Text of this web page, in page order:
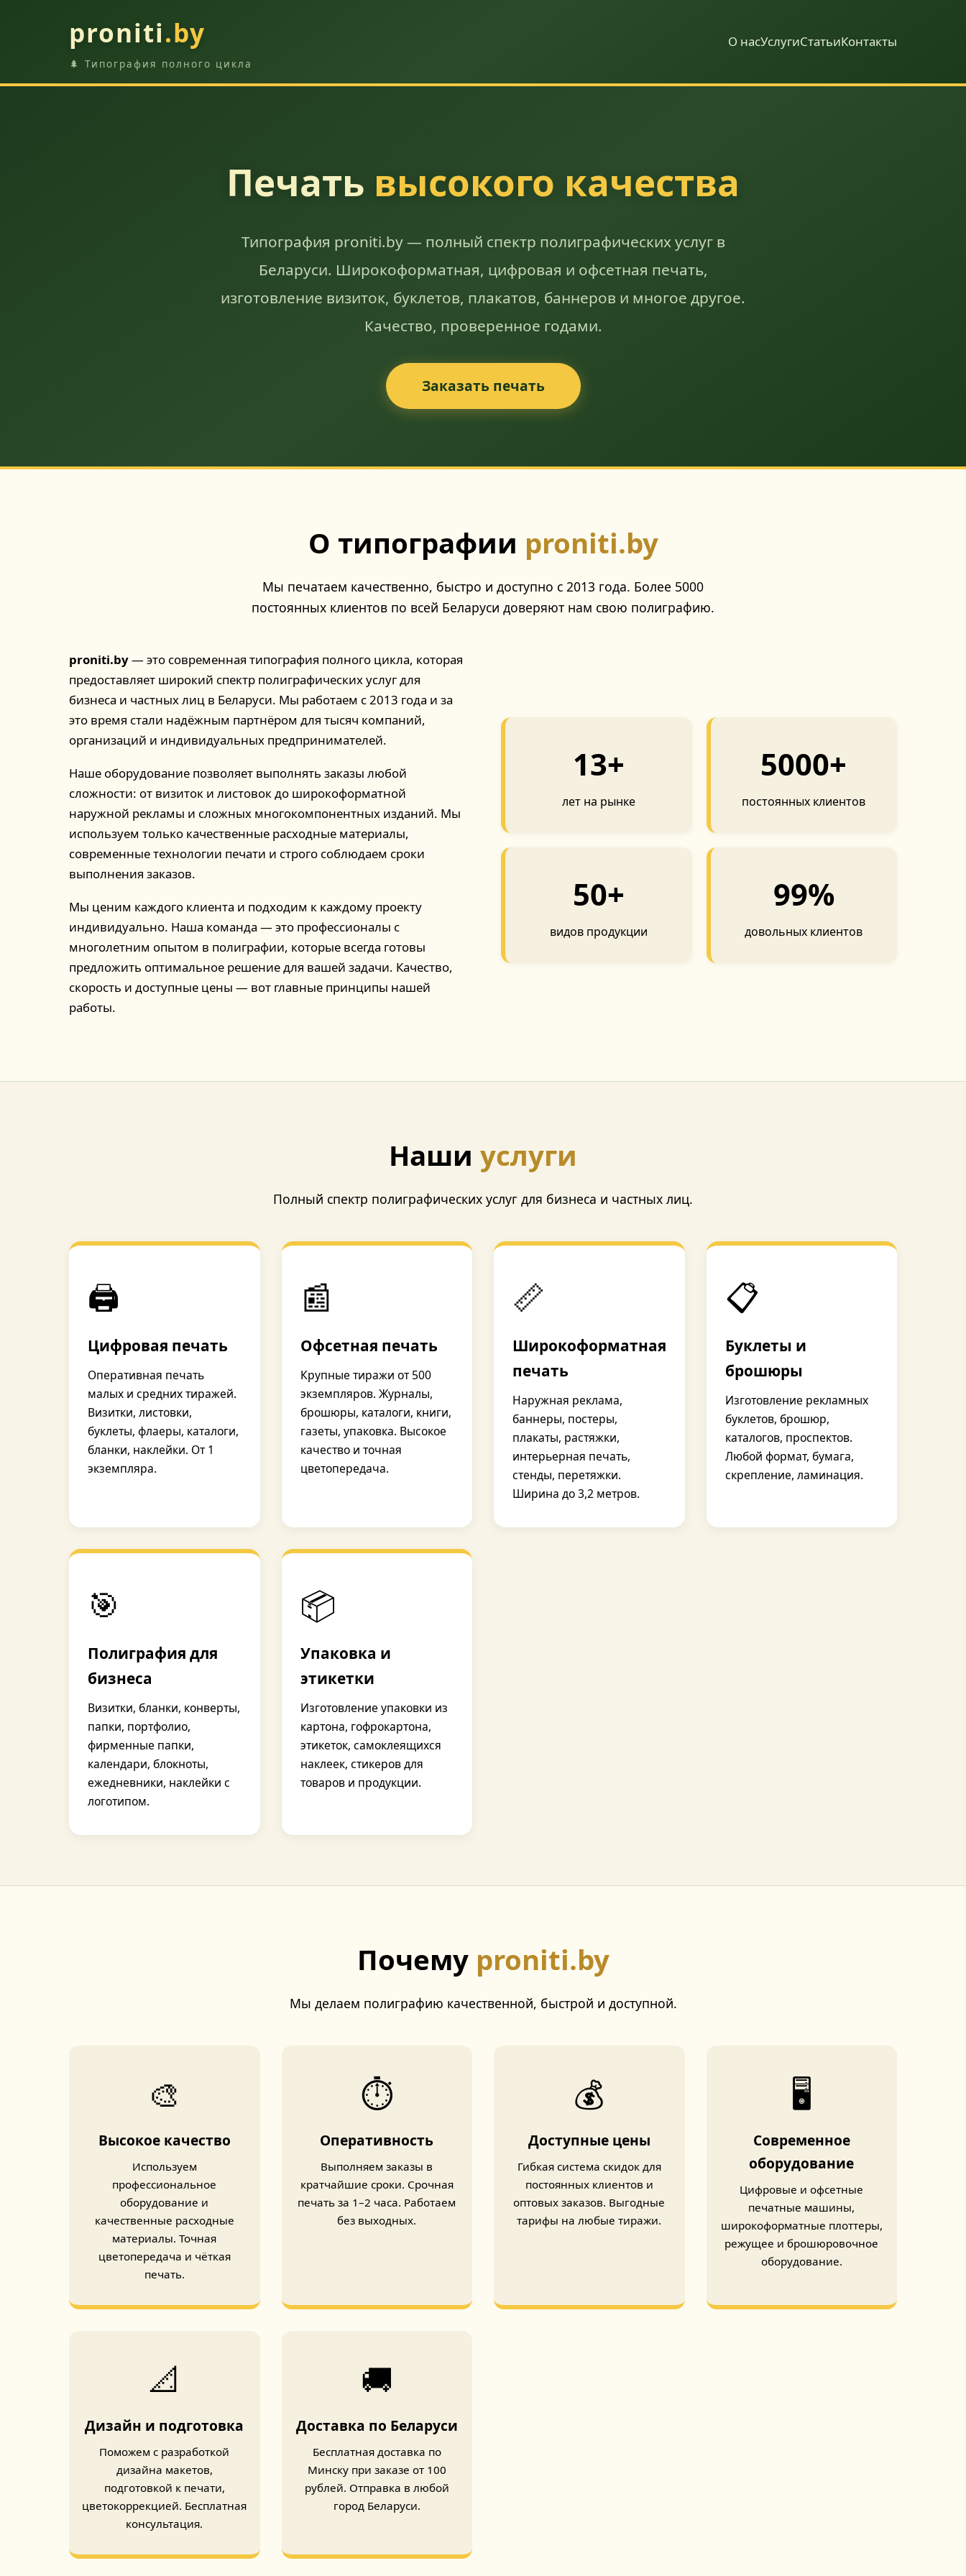
proniti.by
🌲 Типография полного цикла
О насУслугиСтатьиКонтакты
Печать высокого качества
Типография proniti.by — полный спектр полиграфических услуг в
Беларуси. Широкоформатная, цифровая и офсетная печать,
изготовление визиток, буклетов, плакатов, баннеров и многое другое.
Качество, проверенное годами.
Заказать печать
О типографии proniti.by
Мы печатаем качественно, быстро и доступно с 2013 года. Более 5000
постоянных клиентов по всей Беларуси доверяют нам свою полиграфию.
proniti.by— это современная типография полного цикла, которая
предоставляет широкий спектр полиграфических услуг для
бизнеса и частных лиц в Беларуси. Мы работаем с 2013 года и за
это время стали надёжным партнёром для тысяч компаний,
организаций и индивидуальных предпринимателей.
Наше оборудование позволяет выполнять заказы любой
сложности: от визиток и листовок до широкоформатной
наружной рекламы и сложных многокомпонентных изданий. Мы
используем только качественные расходные материалы,
современные технологии печати и строго соблюдаем сроки
выполнения заказов.
Мы ценим каждого клиента и подходим к каждому проекту
индивидуально. Наша команда — это профессионалы с
многолетним опытом в полиграфии, которые всегда готовы
предложить оптимальное решение для вашей задачи. Качество,
скорость и доступные цены — вот главные принципы нашей
работы.
13+
лет на рынке
5000+
постоянных клиентов
50+
видов продукции
99%
довольных клиентов
Наши услуги
Полный спектр полиграфических услуг для бизнеса и частных лиц.
🖨️
Цифровая печать
Оперативная печать
малых и средних тиражей.
Визитки, листовки,
буклеты, флаеры, каталоги,
бланки, наклейки. От 1
экземпляра.
📰
Офсетная печать
Крупные тиражи от 500
экземпляров. Журналы,
брошюры, каталоги, книги,
газеты, упаковка. Высокое
качество и точная
цветопередача.
📏
Широкоформатная
печать
Наружная реклама,
баннеры, постеры,
плакаты, растяжки,
интерьерная печать,
стенды, перетяжки.
Ширина до 3,2 метров.
📋
Буклеты и
брошюры
Изготовление рекламных
буклетов, брошюр,
каталогов, проспектов.
Любой формат, бумага,
скрепление, ламинация.
🎯
Полиграфия для
бизнеса
Визитки, бланки, конверты,
папки, портфолио,
фирменные папки,
календари, блокноты,
ежедневники, наклейки с
логотипом.
📦
Упаковка и
этикетки
Изготовление упаковки из
картона, гофрокартона,
этикеток, самоклеящихся
наклеек, стикеров для
товаров и продукции.
Почему proniti.by
Мы делаем полиграфию качественной, быстрой и доступной.
🎨
Высокое качество
Используем
профессиональное
оборудование и
качественные расходные
материалы. Точная
цветопередача и чёткая
печать.
⏱️
Оперативность
Выполняем заказы в
кратчайшие сроки. Срочная
печать за 1–2 часа. Работаем
без выходных.
💰
Доступные цены
Гибкая система скидок для
постоянных клиентов и
оптовых заказов. Выгодные
тарифы на любые тиражи.
🖥️
Современное
оборудование
Цифровые и офсетные
печатные машины,
широкоформатные плоттеры,
режущее и брошюровочное
оборудование.
📐
Дизайн и подготовка
Поможем с разработкой
дизайна макетов,
подготовкой к печати,
цветокоррекцией. Бесплатная
консультация.
🚚
Доставка по Беларуси
Бесплатная доставка по
Минску при заказе от 100
рублей. Отправка в любой
город Беларуси.